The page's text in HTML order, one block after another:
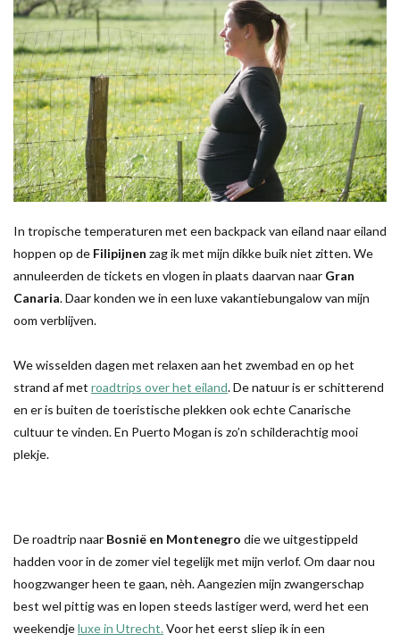
In tropische temperaturen met een backpack van eiland naar eiland
hoppen op de Filipijnen zag ik met mijn dikke buik niet zitten. We
annuleerden de tickets en vlogen in plaats daarvan naar Gran
Canaria. Daar konden we in een luxe vakantiebungalow van mijn
oom verblijven.
We wisselden dagen met relaxen aan het zwembad en op het
strand af met roadtrips over het eiland. De natuur is er schitterend
en er is buiten de toeristische plekken ook echte Canarische
cultuur te vinden. En Puerto Mogan is zo’n schilderachtig mooi
plekje.
De roadtrip naar Bosnië en Montenegro die we uitgestippeld
hadden voor in de zomer viel tegelijk met mijn verlof. Om daar nou
hoogzwanger heen te gaan, nèh. Aangezien mijn zwangerschap
best wel pittig was en lopen steeds lastiger werd, werd het een
weekendjeluxe in Utrecht.Voor het eerst sliep ik in een